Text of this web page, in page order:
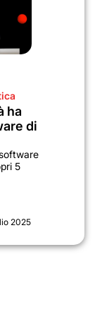
ha
di
5
2025